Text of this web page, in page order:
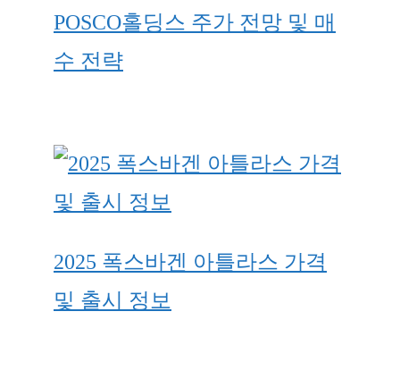
POSCO홀딩스 주가 전망 및 매
수 전략
2025 폭스바겐 아틀라스 가격
및 출시 정보